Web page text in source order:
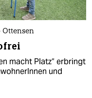
macht Platz“ erbringt
und